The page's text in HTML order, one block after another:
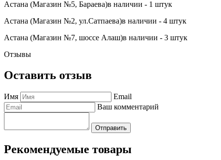
Астана (Магазин №5, Бараева)в наличии - 1 штук
Астана (Магазин №2, ул.Сатпаева)в наличии - 4 штук
Астана (Магазин №7, шоссе Алаш)в наличии - 3 штук
Отзывы
Оставить отзыв
Имя
Email
Ваш комментарий
Отправить
Рекомендуемые товары